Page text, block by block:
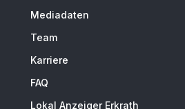
Mediadaten
Team
Karriere
FAQ
Lokal Anzeiger Erkrath